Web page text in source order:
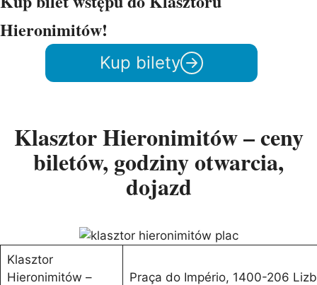
Hieronimitów!
Kup bilety
Klasztor Hieronimitów – ceny
biletów, godziny otwarcia,
dojazd
Klasztor
Hieronimitów –
Praça do Império, 1400-206